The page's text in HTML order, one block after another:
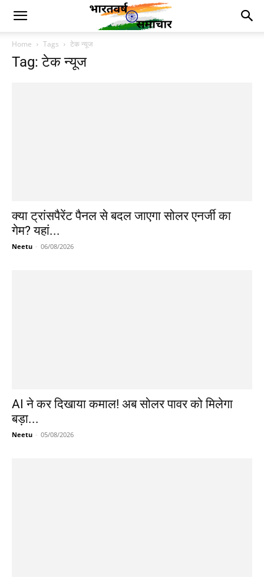
Home Tags टेक न्यूज
Tag: टेक न्यूज
क्या ट्रांसपैरेंट पैनल से बदल जाएगा सोलर एनर्जी का
गेम? यहां...
Neetu - 06/08/2026
AI ने कर दिखाया कमाल! अब सोलर पावर को मिलेगा
बड़ा...
Neetu - 05/08/2026